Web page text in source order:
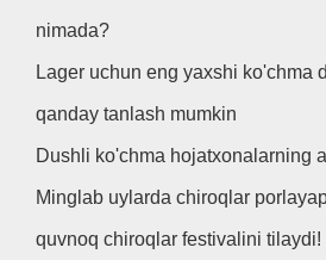
nimada?
Lager uchun eng yaxshi ko'chma
qanday tanlash mumkin
Dushli ko'chma hojatxonalarning
Minglab uylarda chiroqlar
quvnoq chiroqlar festivalini tilaydi!